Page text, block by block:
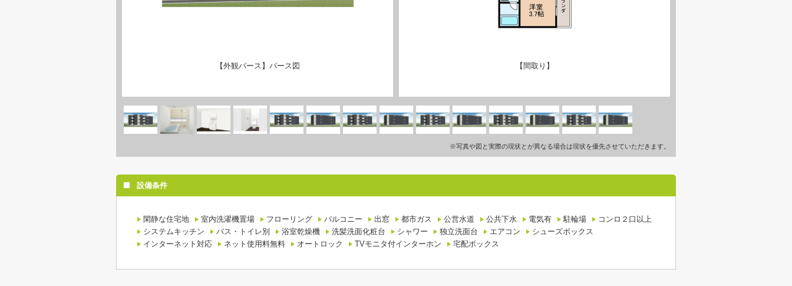
【外観パース】パース図 【間取り】
※写真や図と実際の現状とが異なる場合は現状を優先させていただきます。
設備条件
閑静な住宅地 室内洗濯機置場 フローリング バルコニー 出窓 都市ガス 公営水道 公共下水 電気有 駐輪場
コンロ２口以上
システムキッチン
バス・トイレ別 浴室乾燥機 洗髪洗面化粧台 シャワー 独立洗面台 エアコン
シューズボックス
インターネット対応
ネット使用料無料 オートロック TVモニタ付インターホン 宅配ボックス